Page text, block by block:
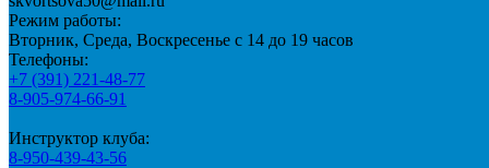
Режим работы:
Вторник, Среда, Воскресенье с 14 до 19 часов
Телефоны:
+7 (391) 221-48-77
8-905-974-66-91
Инструктор клуба:
8-950-439-43-56